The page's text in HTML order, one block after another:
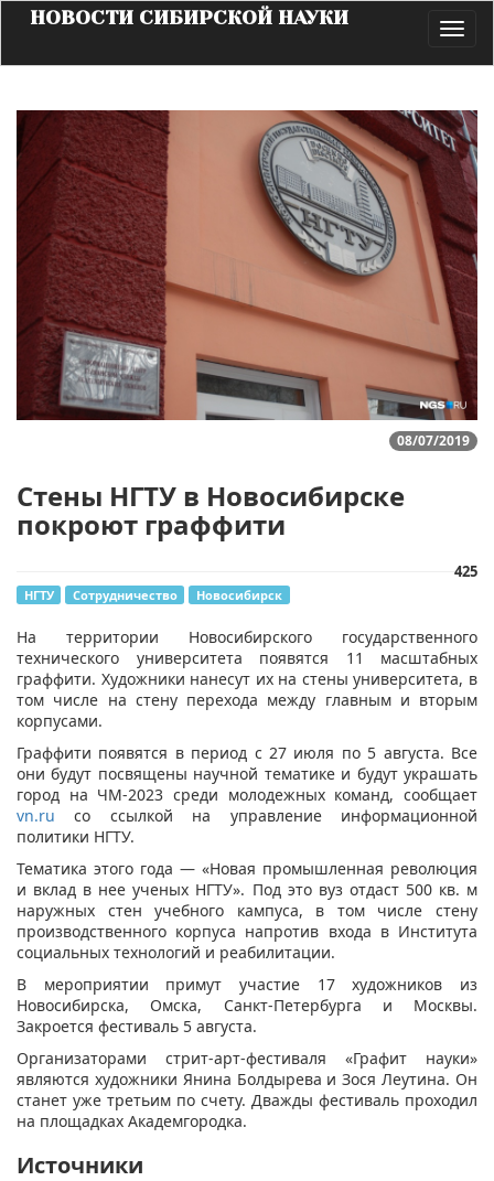
НОВОСТИ СИБИРСКОЙ НАУКИ
08/07/2019
Стены НГТУ в Новосибирске
покроют граффити
425
НГТУ Сотрудничество Новосибирск
​На территории Новосибирского государственного
технического университета появятся 11 масштабных
граффити. Художники нанесут их на стены университета, в
том числе на стену перехода между главным и вторым
корпусами.
Граффити появятся в период с 27 июля по 5 августа. Все
они будут посвящены научной тематике и будут украшать
город на ЧМ-2023 среди молодежных команд, сообщает
vn.ru со ссылкой на управление информационной
политики НГТУ.
Тематика этого года — «Новая промышленная революция
и вклад в нее ученых НГТУ». Под это вуз отдаст 500 кв. м
наружных стен учебного кампуса, в том числе стену
производственного корпуса напротив входа в Института
социальных технологий и реабилитации.
В мероприятии примут участие 17 художников из
Новосибирска, Омска, Санкт-Петербурга и Москвы.
Закроется фестиваль 5 августа.
Организаторами стрит-арт-фестиваля «Графит науки»
являются художники Янина Болдырева и Зося Леутина. Он
станет уже третьим по счету. Дважды фестиваль проходил
на площадках Академгородка.
Источники